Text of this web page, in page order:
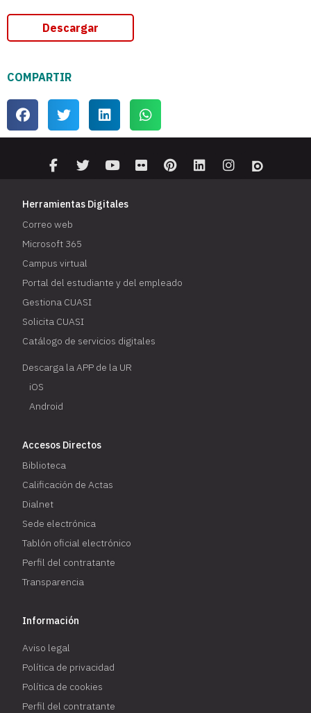
Descargar
COMPARTIR
Herramientas Digitales
Correo web
Microsoft 365
Campus virtual
Portal del estudiante y del empleado
Gestiona CUASI
Solicita CUASI
Catálogo de servicios digitales
Descarga la APP de la UR
iOS
Android
Accesos Directos
Biblioteca
Calificación de Actas
Dialnet
Sede electrónica
Tablón oficial electrónico
Perfil del contratante
Transparencia
Información
Aviso legal
Política de privacidad
Política de cookies
Perfil del contratante